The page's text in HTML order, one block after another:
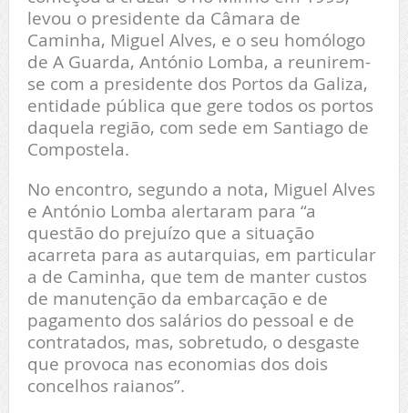
levou o presidente da Câmara de
Caminha, Miguel Alves, e o seu homólogo
de A Guarda, António Lomba, a reunirem-
se com a presidente dos Portos da Galiza,
entidade pública que gere todos os portos
daquela região, com sede em Santiago de
Compostela.
No encontro, segundo a nota, Miguel Alves
e António Lomba alertaram para “a
questão do prejuízo que a situação
acarreta para as autarquias, em particular
a de Caminha, que tem de manter custos
de manutenção da embarcação e de
pagamento dos salários do pessoal e de
contratados, mas, sobretudo, o desgaste
que provoca nas economias dos dois
concelhos raianos”.